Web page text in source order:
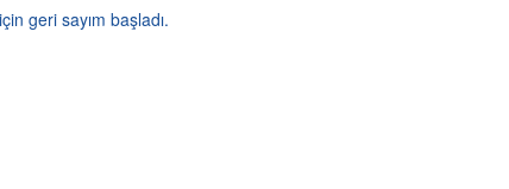
geri sayım başladı.